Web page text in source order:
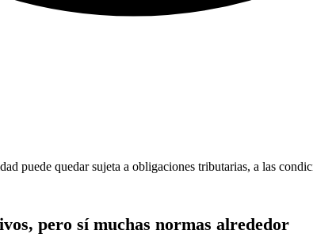
puede quedar sujeta a obligaciones tributarias, a las
pero sí muchas normas alrededor